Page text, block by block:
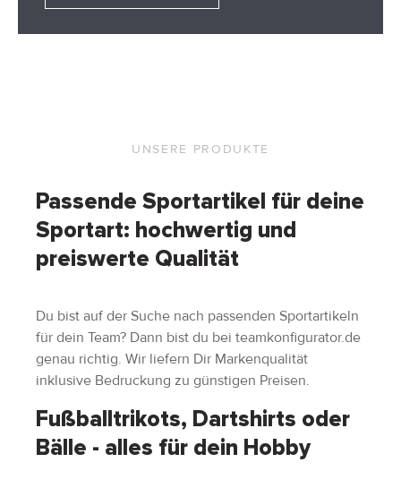
UNSERE PRODUKTE
Passende Sportartikel für deine
Sportart: hochwertig und
preiswerte Qualität
Du bist auf der Suche nach passenden Sportartikeln
für dein Team? Dann bist du bei teamkonfigurator.de
genau richtig. Wir liefern Dir Markenqualität
inklusive Bedruckung zu günstigen Preisen.
Fußballtrikots, Dartshirts oder
Bälle - alles für dein Hobby